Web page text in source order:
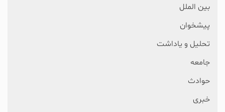
بین الملل
پیشخوان
تحلیل و یاداشت
جامعه
حوادث
خبری